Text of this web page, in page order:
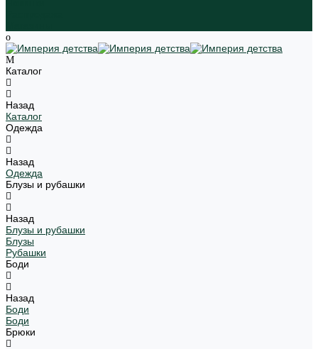
Каталог
Назад
Каталог
Одежда
Назад
Одежда
Блузы и рубашки
Назад
Блузы и рубашки
Блузы
Рубашки
Боди
Назад
Боди
Боди
Брюки